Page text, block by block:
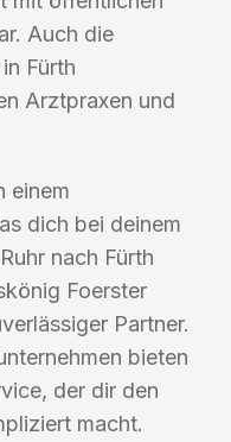
Auch die
Fürth
Arztpraxen und
einem
dich bei deinem
nach Fürth
Foerster
Partner.
bieten
der dir den
macht.